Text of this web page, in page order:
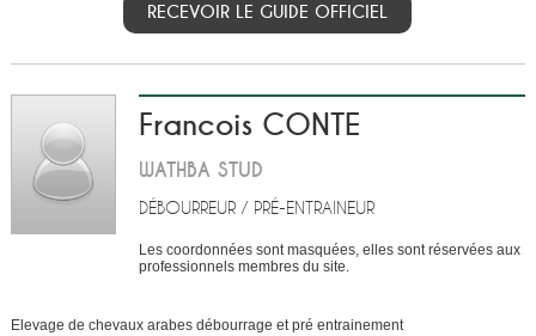
RECEVOIR LE GUIDE OFFICIEL
Francois CONTE
WATHBA STUD
DÉBOURREUR / PRÉ-ENTRAINEUR
Les coordonnées sont masquées, elles sont réservées aux
professionnels membres du site.
Elevage de chevaux arabes débourrage et pré entrainement